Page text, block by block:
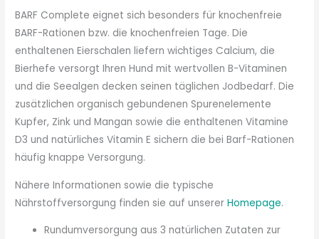
BARF Complete eignet sich besonders für knochenfreie
BARF-Rationen bzw. die knochenfreien Tage. Die
enthaltenen Eierschalen liefern wichtiges Calcium, die
Bierhefe versorgt Ihren Hund mit wertvollen B-Vitaminen
und die Seealgen decken seinen täglichen Jodbedarf. Die
zusätzlichen organisch gebundenen Spurenelemente
Kupfer, Zink und Mangan sowie die enthaltenen Vitamine
D3 und natürliches Vitamin E sichern die bei Barf-Rationen
häufig knappe Versorgung.
Nähere Informationen sowie die typische
Nährstoffversorgung finden sie auf unsererHomepage.
Rundumversorgung aus 3 natürlichen Zutaten zur